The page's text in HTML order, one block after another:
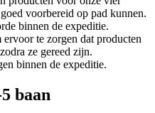
voorbereid op pad kunnen.
binnen de expeditie.
te zorgen dat producten
ze gereed zijn.
binnen de expeditie.
baan